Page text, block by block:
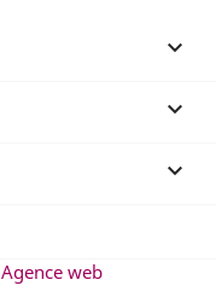



Agence web